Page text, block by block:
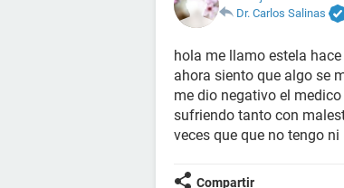
Dr. Carlos Salinas
hola me llamo estela
ahora siento que algo se
me dio negativo el
sufriendo tanto con
veces que que no tengo ni
Compartir